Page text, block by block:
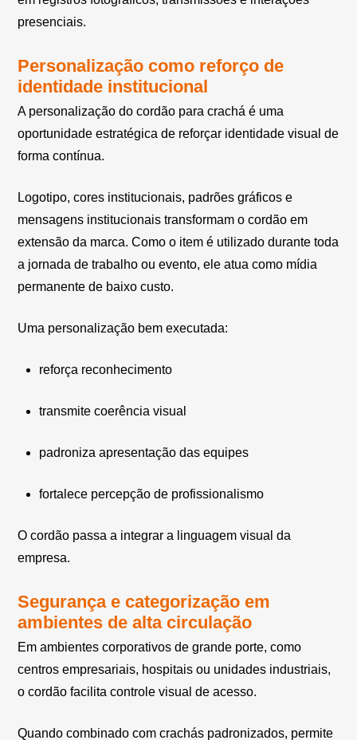
presenciais.
Personalização como reforço de
identidade institucional
A personalização do cordão para crachá é uma
oportunidade estratégica de reforçar identidade visual de
forma contínua.
Logotipo, cores institucionais, padrões gráficos e
mensagens institucionais transformam o cordão em
extensão da marca. Como o item é utilizado durante toda
a jornada de trabalho ou evento, ele atua como mídia
permanente de baixo custo.
Uma personalização bem executada:
reforça reconhecimento
transmite coerência visual
padroniza apresentação das equipes
fortalece percepção de profissionalismo
O cordão passa a integrar a linguagem visual da
empresa.
Segurança e categorização em
ambientes de alta circulação
Em ambientes corporativos de grande porte, como
centros empresariais, hospitais ou unidades industriais,
o cordão facilita controle visual de acesso.
Quando combinado com crachás padronizados, permite